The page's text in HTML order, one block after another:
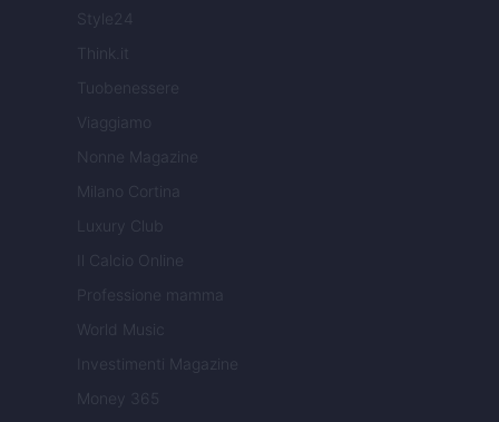
Style24
Think.it
Tuobenessere
Viaggiamo
Nonne Magazine
Milano Cortina
Luxury Club
Il Calcio Online
Professione mamma
World Music
Investimenti Magazine
Money 365